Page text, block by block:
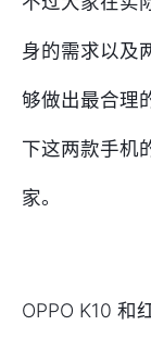
身的需求以及
够做出最合理
下这两款手机
家。
OPPO K10 和